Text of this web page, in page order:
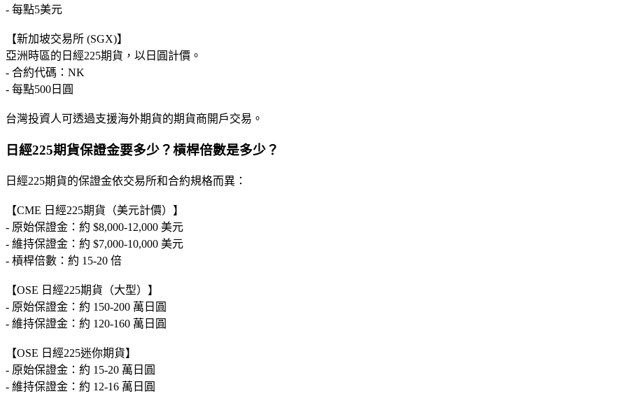
- 每點5美元
【新加坡交易所 (SGX)】
亞洲時區的日經225期貨，以日圓計價。
- 合約代碼：NK
- 每點500日圓
台灣投資人可透過支援海外期貨的期貨商開戶交易。
日經225期貨保證金要多少？槓桿倍數是多少？
日經225期貨的保證金依交易所和合約規格而異：
【CME 日經225期貨（美元計價）】
- 原始保證金：約 $8,000-12,000 美元
- 維持保證金：約 $7,000-10,000 美元
- 槓桿倍數：約 15-20 倍
【OSE 日經225期貨（大型）】
- 原始保證金：約 150-200 萬日圓
- 維持保證金：約 120-160 萬日圓
【OSE 日經225迷你期貨】
- 原始保證金：約 15-20 萬日圓
- 維持保證金：約 12-16 萬日圓